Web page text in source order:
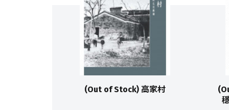
(Out of Stock) 高家村